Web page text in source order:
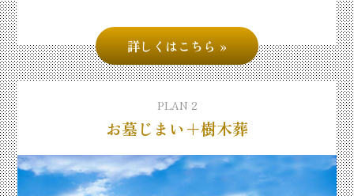
詳しくはこちら
PLAN 2
お墓じまい＋樹木葬